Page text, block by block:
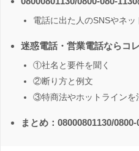
電話に出た人のSNSやネッ
迷惑電話・営業電話ならコ
①社名と要件を聞く
②断り方と例文
③特商法やホットラインを
まとめ：08000801130/